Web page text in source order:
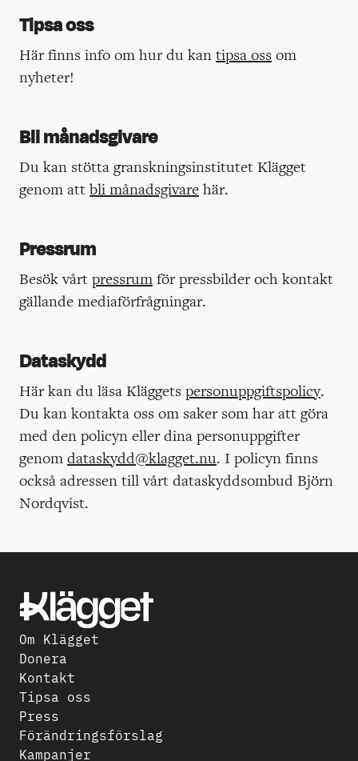
Tipsa oss
Här finns info om hur du kan tipsa oss om
nyheter!
Bli månadsgivare
Du kan stötta granskningsinstitutet Klägget
genom att bli månadsgivare här.
Pressrum
Besök vårt pressrum för pressbilder och kontakt
gällande mediaförfrågningar.
Dataskydd
Här kan du läsa Kläggets personuppgiftspolicy.
Du kan kontakta oss om saker som har att göra
med den policyn eller dina personuppgifter
genom dataskydd@klagget.nu. I policyn finns
också adressen till vårt dataskyddsombud Björn
Nordqvist.
Om Klägget
Donera
Kontakt
Tipsa oss
Press
Förändringsförslag
Kampanjer